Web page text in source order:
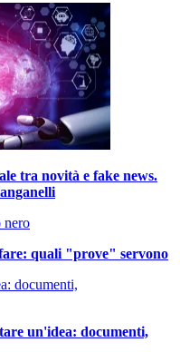
tra novità e fake news.
quali "prove" servono
un'idea: documenti,